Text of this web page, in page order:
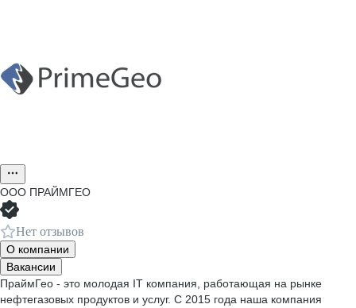
ООО ПРАЙМГЕО
Нет отзывов
О компании
Вакансии
ПраймГео - это молодая IT компания, работающая на рынке
нефтегазовых продуктов и услуг. С 2015 года наша компания